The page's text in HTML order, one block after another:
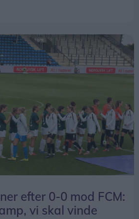
efter 0-0 mod FCM:
vi skal vinde